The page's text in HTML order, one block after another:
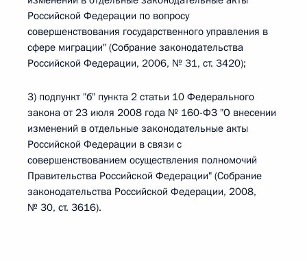
Российской Федерации по вопросу
совершенствования государственного управления в
сфере миграции" (Собрание законодательства
Российской Федерации, 2006, № 31, ст. 3420);
3) подпункт "б" пункта 2 статьи 10 Федерального
закона от 23 июля 2008 года № 160-ФЗ "О внесении
изменений в отдельные законодательные акты
Российской Федерации в связи с
совершенствованием осуществления полномочий
Правительства Российской Федерации" (Собрание
законодательства Российской Федерации, 2008,
№ 30, ст. 3616).